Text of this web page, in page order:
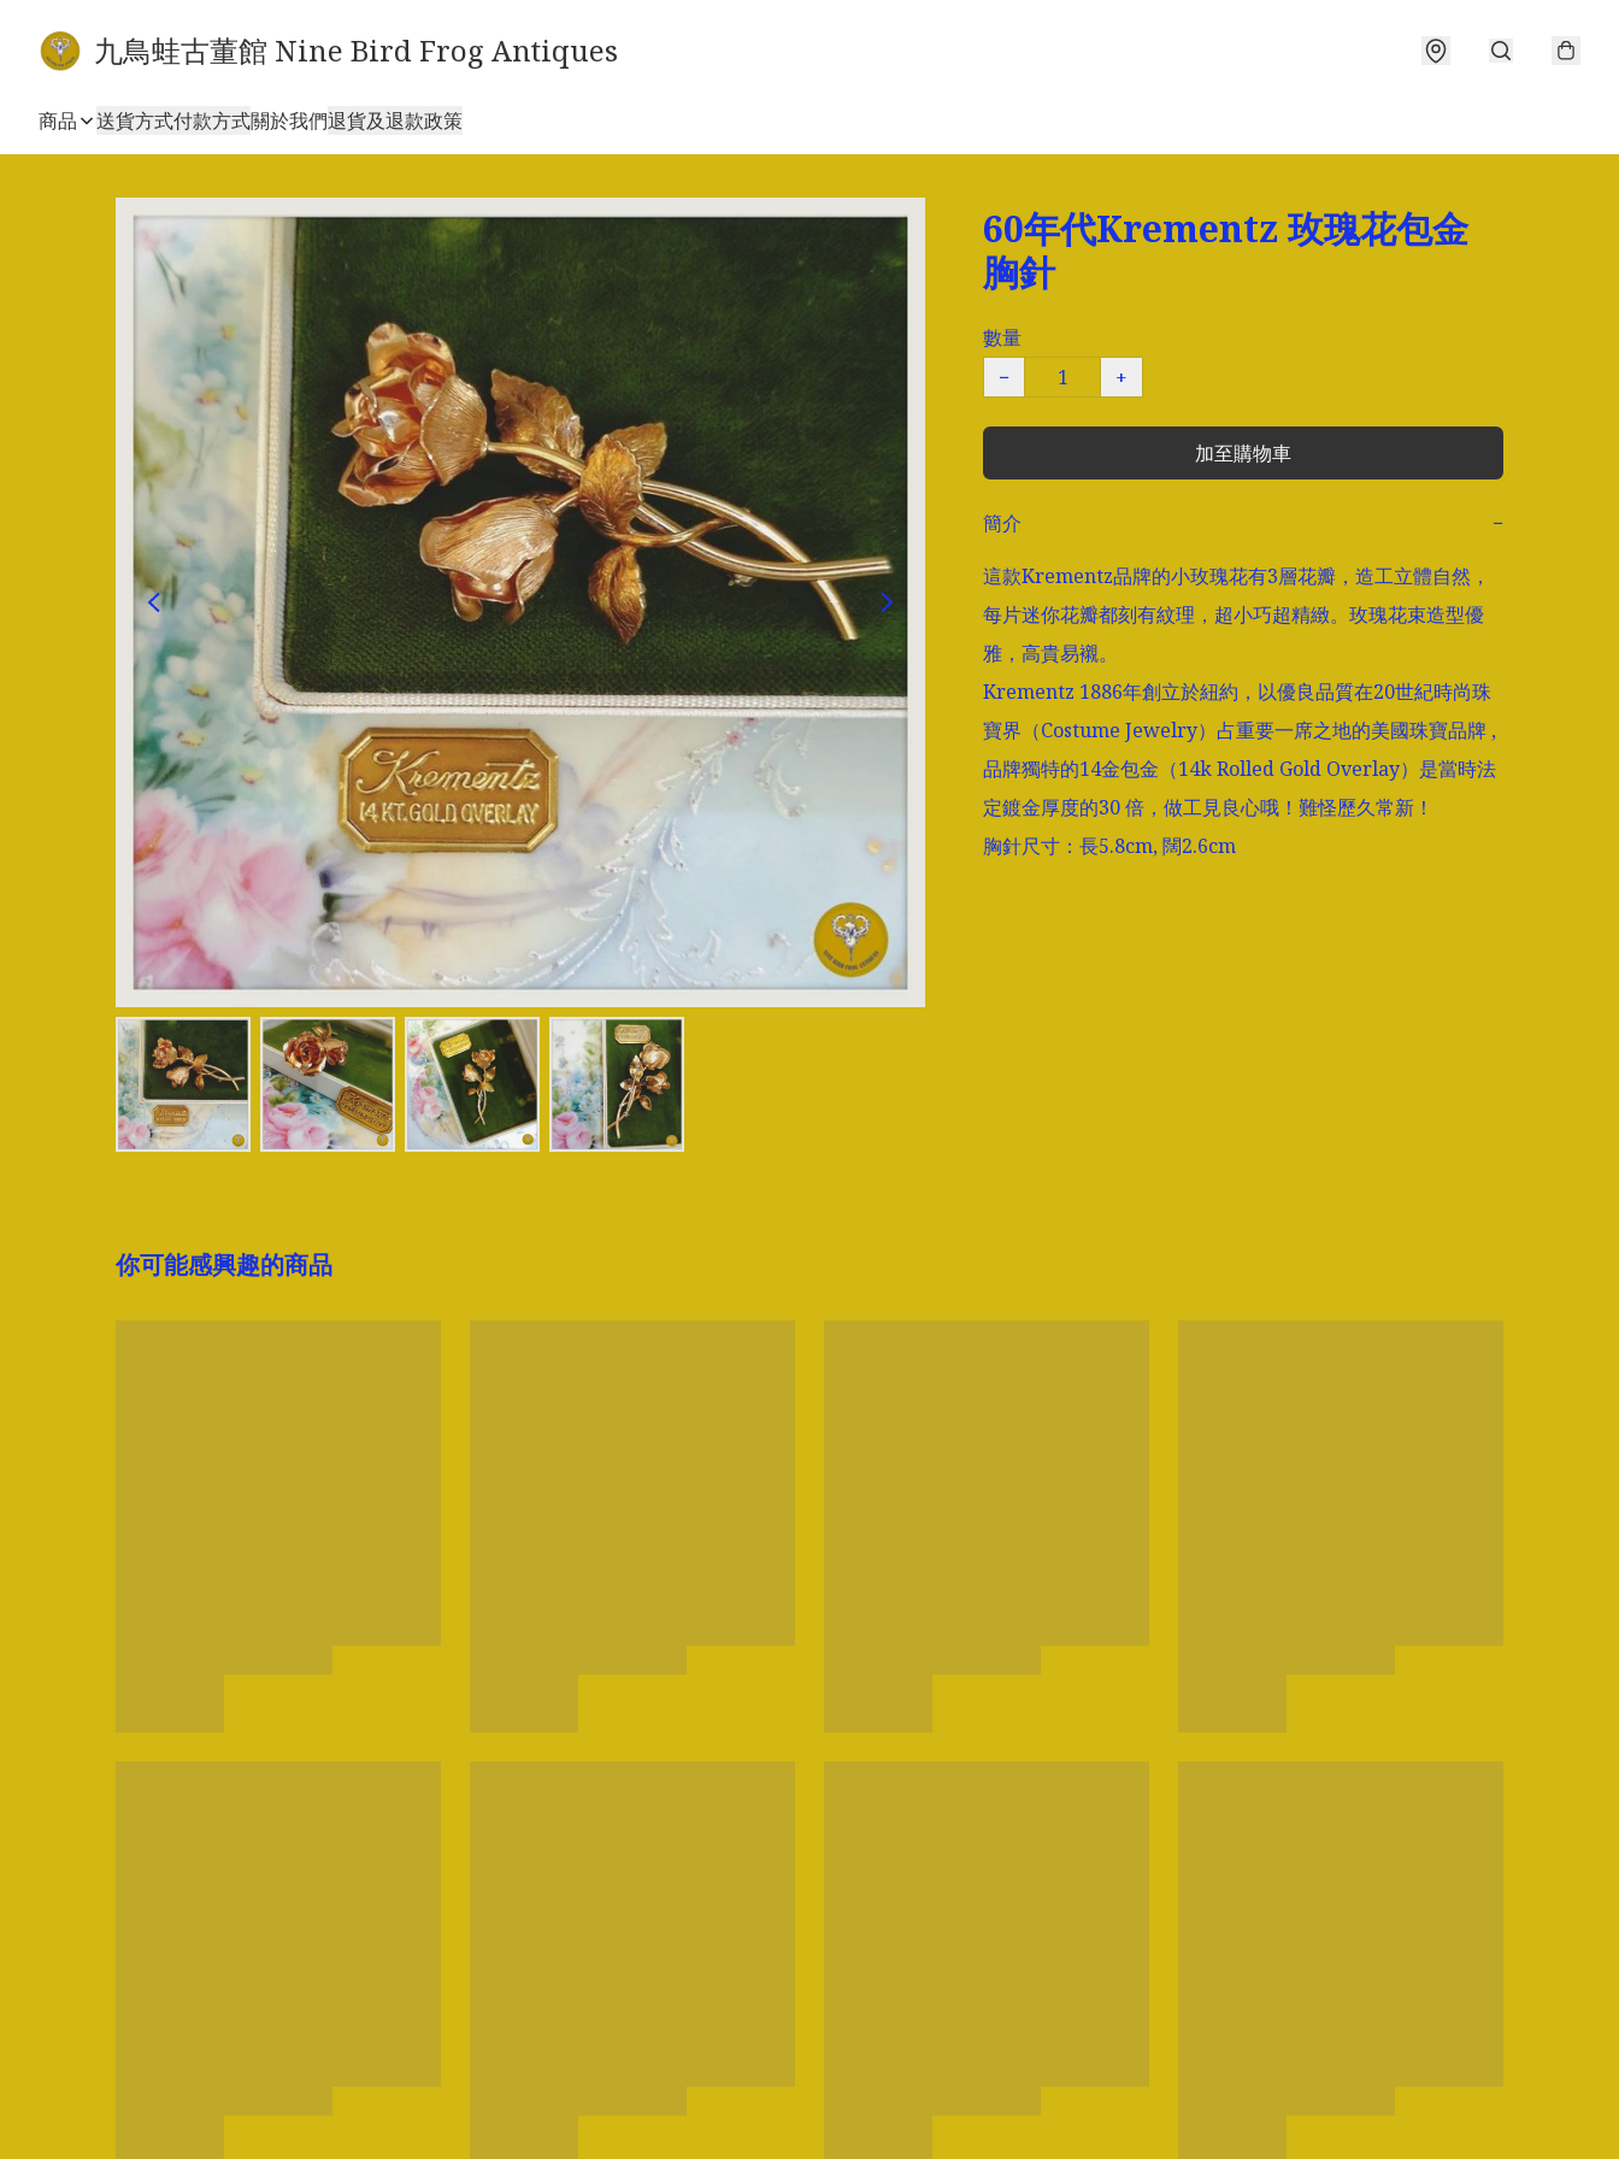
九鳥蛙古董館 Nine Bird Frog Antiques
商品 送貨方式付款方式關於我們退貨及退款政策
60年代Krementz 玫瑰花包金
胸針
數量
−
+
加至購物車
簡介
−
這款Krementz品牌的小玫瑰花有3層花瓣，造工立體自然，
每片迷你花瓣都刻有紋理，超小巧超精緻。玫瑰花束造型優
雅，高貴易襯。
Krementz 1886年創立於紐約，以優良品質在20世紀時尚珠
寶界（Costume Jewelry）占重要一席之地的美國珠寶品牌 ,
品牌獨特的14金包金（14k Rolled Gold Overlay）是當時法
定鍍金厚度的30 倍，做工見良心哦！難怪歷久常新！
胸針尺寸：長5.8cm, 闊2.6cm
你可能感興趣的商品